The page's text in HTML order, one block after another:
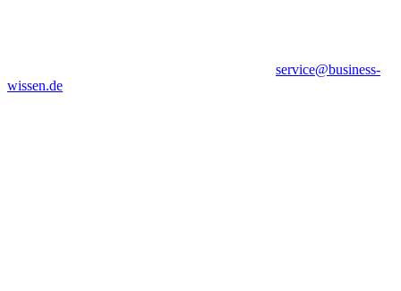
service@business-
wissen.de